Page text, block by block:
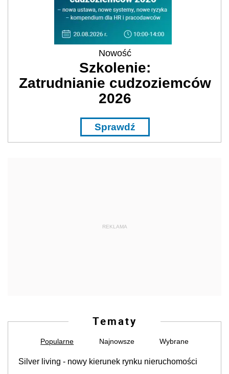
Nowość
Szkolenie:
Zatrudnianie cudzoziemców
2026
Sprawdź
REKLAMA
Tematy
Popularne Najnowsze Wybrane
Silver living - nowy kierunek rynku nieruchomości